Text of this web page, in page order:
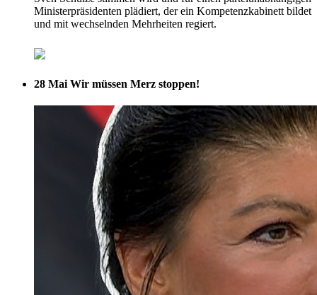
Ministerpräsidenten plädiert, der ein Kompetenzkabinett bildet
und mit wechselnden Mehrheiten regiert.
28 Mai Wir müssen Merz stoppen!